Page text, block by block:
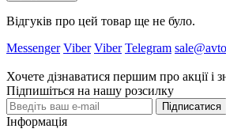
Відгуків про цей товар ще не було.
Messenger Viber Viber Telegram
Хочете дізнаватися першим про акції і
Підпишіться на нашу розсилку
Підписатися
Інформація